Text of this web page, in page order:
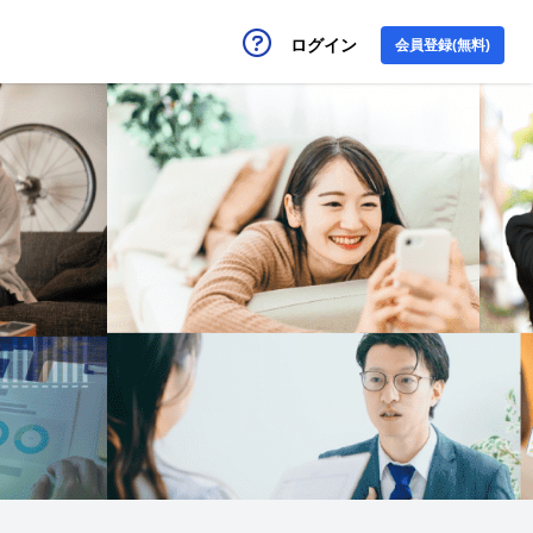
ログイン 会員登録(無料)